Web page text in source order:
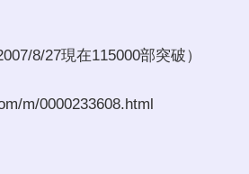
8/27現在115000部突破）
m/0000233608.html